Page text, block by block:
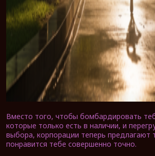
Вместо того, чтобы бомбардировать
которые только есть в наличии, и
выбора, корпорации теперь предлагают
понравится тебе совершенно точно.